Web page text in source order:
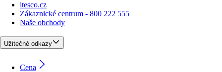
itesco.cz
Zákaznické centrum - 800 222 555
Naše obchody
Užitečné odkazy
Cena